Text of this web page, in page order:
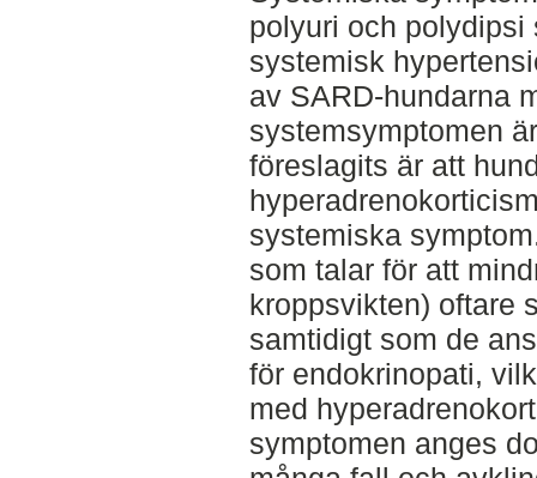
polyuri och
systemisk
av SARD-hundarna
systemsymptomen
föreslagits är att
systemiska
som talar för att
kroppsvikten) oftare
samtidigt som de
för endokrinopati,
med
symptomen anges